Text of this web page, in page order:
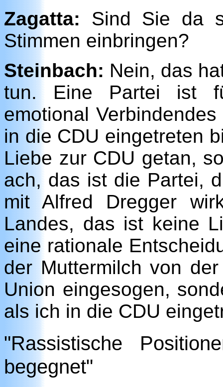
Zagatta: Sind Sie da
Stimmen einbringen?
Steinbach: Nein, das
tun. Eine Partei ist
emotional
in die CDU eingetreten
Liebe zur CDU getan,
ach, das ist die Partei,
mit Alfred Dregger
Landes, das ist keine
eine rationale
der Muttermilch von
Union eingesogen,
als ich in die CDU
"Rassistische
begegnet"